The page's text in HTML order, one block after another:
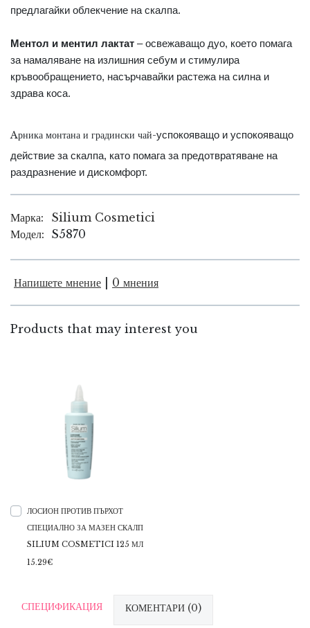
предлагайки облекчение на скалпа.
Ментол и ментил лактат – освежаващо дуо, което помага
за намаляване на излишния себум и стимулира
кръвообращението, насърчавайки растежа на силна и
здрава коса.
Aрника монтана и градински чай-успокояващо и успокояващо
действие за скалпа, като помага за предотвратяване на
раздразнение и дискомфорт.
Марка:
Silium Cosmetici
Модел: S5870
Напишете мнение 0 мнения
Products that may interest you
ЛОСИОН ПРОТИВ ПЪРХОТ
СПЕЦИАЛНО ЗА МАЗЕН СКАЛП
SILIUM COSMETICI 125 МЛ
15.29€
СПЕЦИФИКАЦИЯ КОМЕНТАРИ (0)